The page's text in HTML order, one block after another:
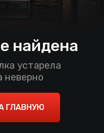
найдена
устарела
неверно
ГЛАВНУЮ